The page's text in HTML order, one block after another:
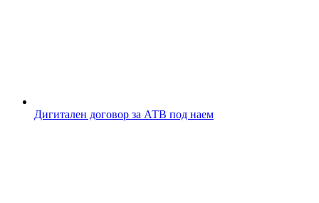
Дигитален договор за АТВ под наем